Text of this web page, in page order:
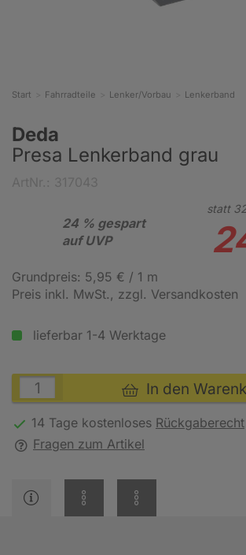
Start Fahrradteile Lenker/Vorbau Lenkerband
Deda
Presa Lenkerband grau
24 % gespart
auf UVP
statt
Grundpreis: 5,95 € / 1 m
Preis inkl. MwSt., zzgl. Versandkosten
lieferbar 1-4 Werktage
In den
14 Tage kostenloses Rückgaberecht
Fragen zum Artikel